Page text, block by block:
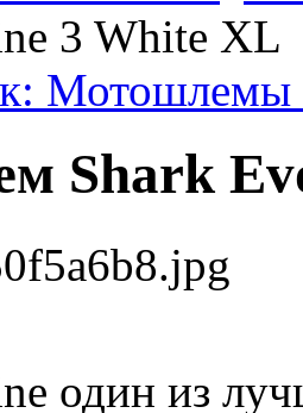
3 White XL
Мотошлемы
Shark
один из